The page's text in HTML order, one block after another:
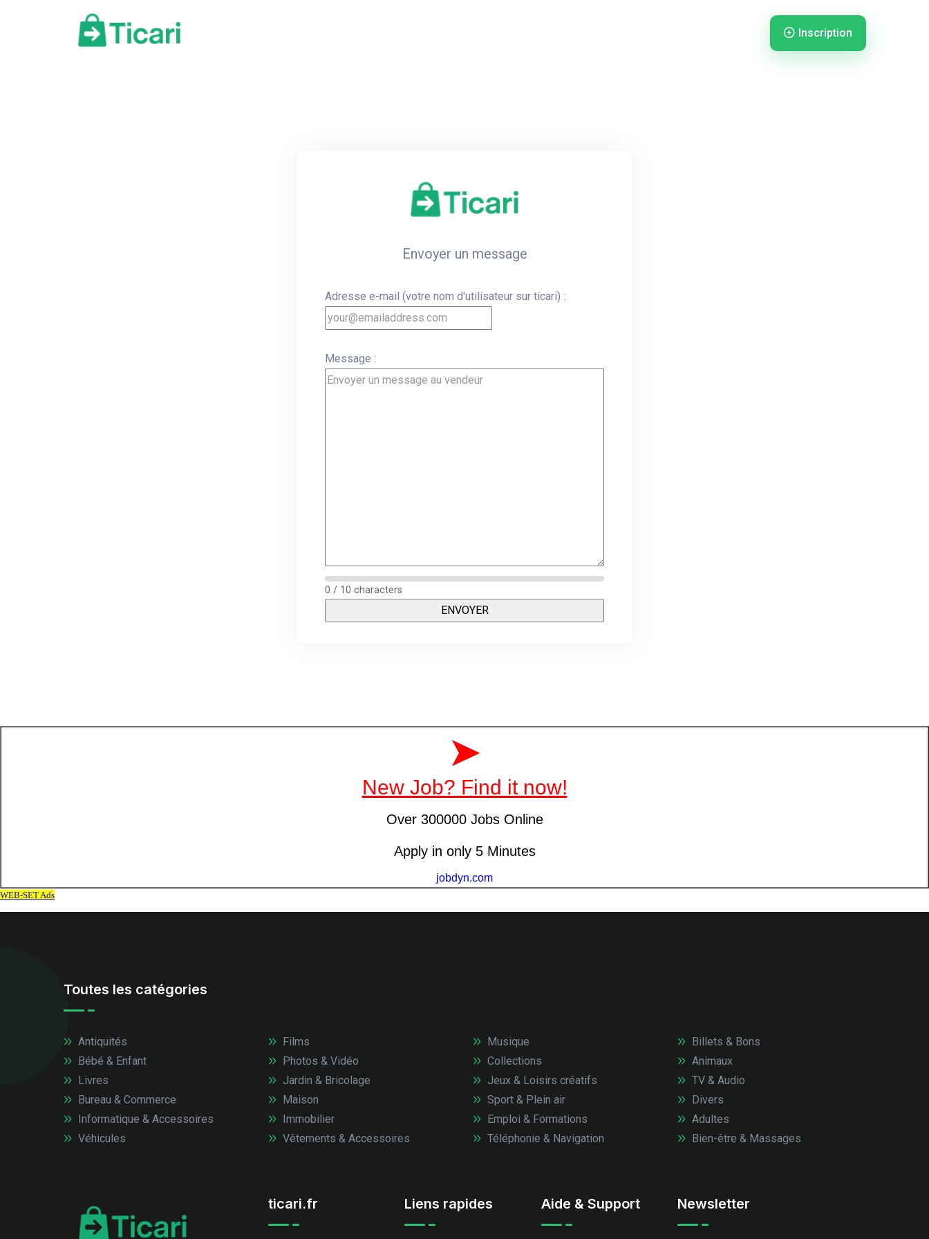
Inscription
Envoyer un message
Adresse e-mail (votre nom d'utilisateur sur ticari) :
Message :
0 / 10 characters
Toutes les catégories
Antiquités
Bébé & Enfant
Livres
Bureau & Commerce
Informatique & Accessoires
Véhicules
Films
Photos & Vidéo
Jardin & Bricolage
Maison
Immobilier
Vêtements & Accessoires
Musique
Collections
Jeux & Loisirs créatifs
Sport & Plein air
Emploi & Formations
Téléphonie & Navigation
Billets & Bons
Animaux
TV & Audio
Divers
Adultes
Bien-être & Massages
ticari.fr Liens rapides Aide & Support Newsletter